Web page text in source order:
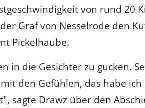
von rund 20
Graf von Nesselrode den
Pickelhaube.
in die Gesichter zu gucken.
den Gefühlen, das habe
sagte Drawz über den